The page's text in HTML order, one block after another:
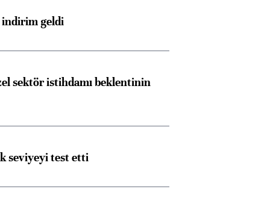
geldi
sektör istihdamı beklentinin
seviyeyi test etti